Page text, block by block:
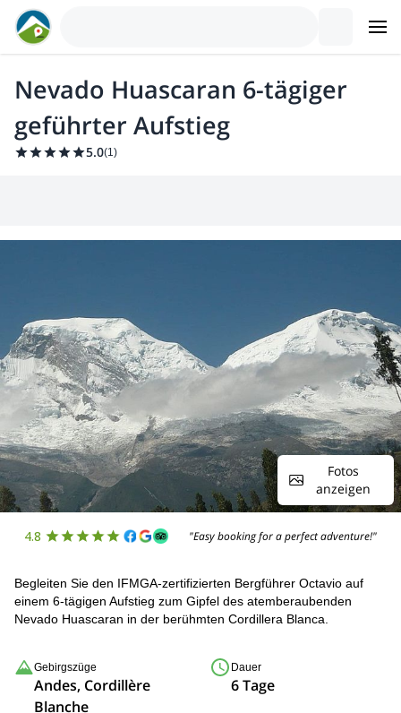
Nevado Huascaran 6-tägiger
geführter Aufstieg
5.0(1)
Fotos
anzeigen
4.8 "Easy booking for a perfect adventure!"
Begleiten Sie den IFMGA-zertifizierten Bergführer Octavio auf
einem 6-tägigen Aufstieg zum Gipfel des atemberaubenden
Nevado Huascaran in der berühmten Cordillera Blanca.
Gebirgszüge
Andes, Cordillère
Blanche
Dauer
6 Tage